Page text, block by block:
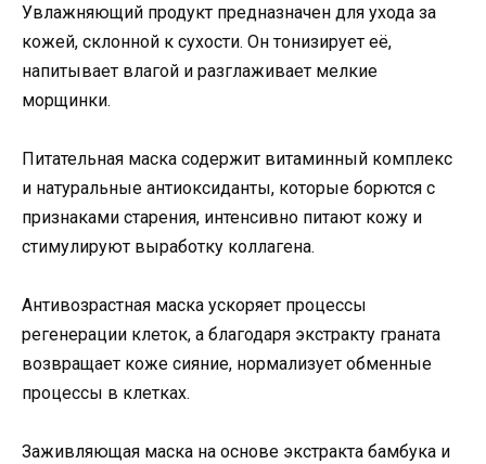
Увлажняющий продукт предназначен для ухода за
кожей, склонной к сухости. Он тонизирует её,
напитывает влагой и разглаживает мелкие
морщинки.
Питательная маска содержит витаминный комплекс
и натуральные антиоксиданты, которые борются с
признаками старения, интенсивно питают кожу и
стимулируют выработку коллагена.
Антивозрастная маска ускоряет процессы
регенерации клеток, а благодаря экстракту граната
возвращает коже сияние, нормализует обменные
процессы в клетках.
Заживляющая маска на основе экстракта бамбука и